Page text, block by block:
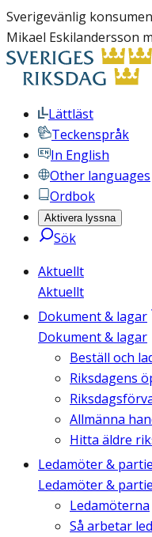
Sverigevänlig
Mikael Eskilandersson
Lättläst
Teckenspråk
In English
Other languages
Ordbok
Aktivera lyssna
Sök
Aktuellt
Aktuellt
Dokument & lagar
Dokument & lagar
Beställ och
Riksdagens
Allmänna
Hitta äldre
Ledamöter &
Ledamöter &
Ledamöterna
Så arbetar